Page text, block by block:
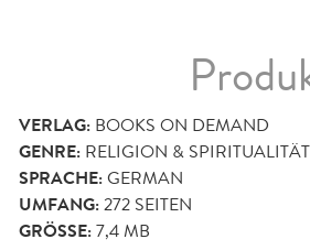
VERLAG: BOOKS ON DEMAND
GENRE: RELIGION & SPIRITUALITÄT
SPRACHE:GERMAN
UMFANG:272 SEITEN
GRÖSSE: 7,4 MB